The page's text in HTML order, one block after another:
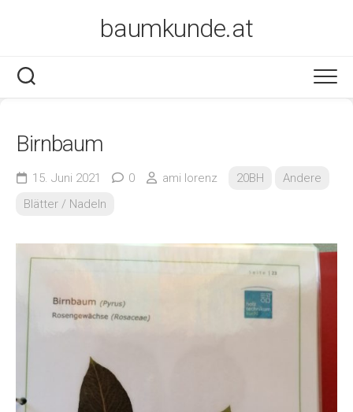
baumkunde.at
Birnbaum
15. Juni 2021 0 ami lorenz 20BH
Andere
Blätter / Nadeln